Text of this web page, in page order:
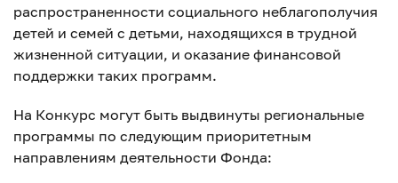
распространенности социального неблагополучия
детей и семей с детьми, находящихся в трудной
жизненной ситуации, и оказание финансовой
поддержки таких программ.
На Конкурс могут быть выдвинуты региональные
программы по следующим приоритетным
направлениям деятельности Фонда: